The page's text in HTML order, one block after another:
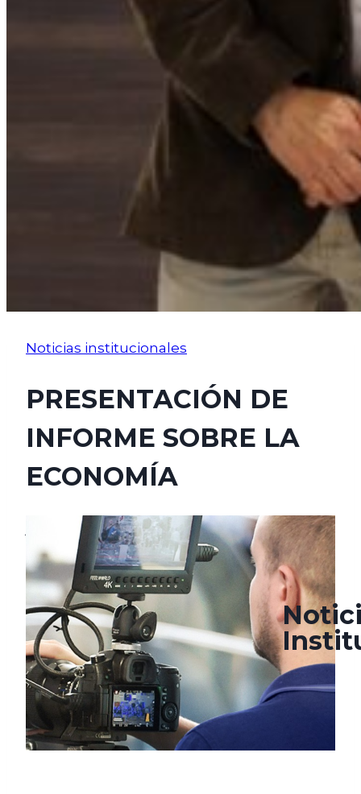
Noticias institucionales
PRESENTACIÓN DE
INFORME SOBRE LA
ECONOMÍA
julio 11, 2022agosto 22, 2022